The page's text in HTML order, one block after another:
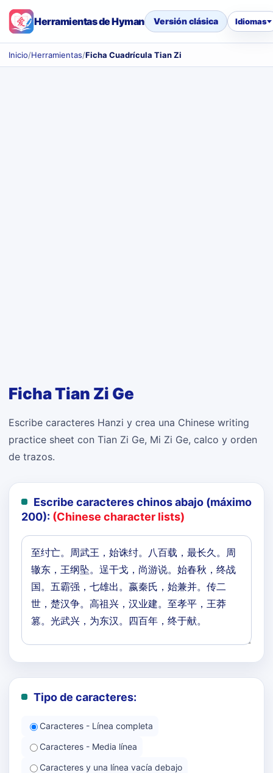
Herramientas de Hyman Versión clásica Idiomas
Inicio/Herramientas/Ficha Cuadrícula Tian Zi
Ficha Tian Zi Ge
Escribe caracteres Hanzi y crea una Chinese writing
practice sheet con Tian Zi Ge, Mi Zi Ge, calco y orden
de trazos.
Escribe caracteres chinos abajo (máximo
200): (Chinese character lists)
Tipo de caracteres:
Caracteres - Línea completa
Caracteres - Media línea
Caracteres y una línea vacía debajo